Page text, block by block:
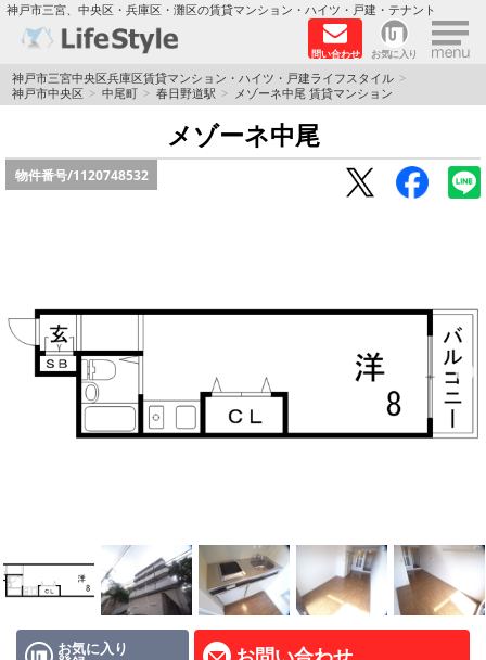
神戸市三宮、中央区・兵庫区・灘区の賃貸マンション・ハイツ・戸建・テナント
問い合わせ お気に入り ×
TOPページ
神戸の単身向けマンション特集
新築物件
高級賃貸
リノベーション物件
ペット飼育可能
地域から探す
地図から探す
店舗情報·アクセス
神戸市三宮中央区兵庫区賃貸マンション・ハイツ・戸建ライフスタイル
神戸市中央区
中尾町 春日野道駅 メゾーネ中尾 賃貸マンション
メゾーネ中尾
物件番号/1120748532
お気に入り